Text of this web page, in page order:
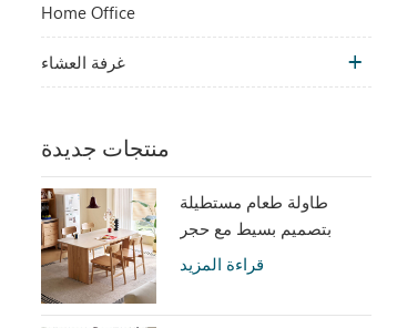
Home Office
غرفة العشاء
منتجات جديدة
طاولة طعام مستطيلة
بتصميم بسيط مع حجر
متكلس LH586R4-Cقراءة المزيد